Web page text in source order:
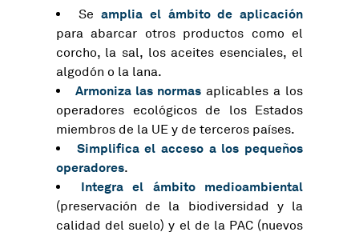
Seamplia el ámbito de aplicación
para abarcar otros productos como el
corcho, la sal, los aceites esenciales, el
algodón o la lana.
Armoniza las normas aplicables a los
operadores ecológicos de los Estados
miembros de la UE y de terceros países.
Simplifica el acceso a los pequeños
operadores.
Integra el ámbito medioambiental
(preservación de la biodiversidad y la
calidad del suelo) y el de la PAC (nuevos